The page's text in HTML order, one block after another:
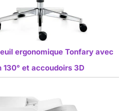
ergonomique Tonfary avec
130° et accoudoirs 3D